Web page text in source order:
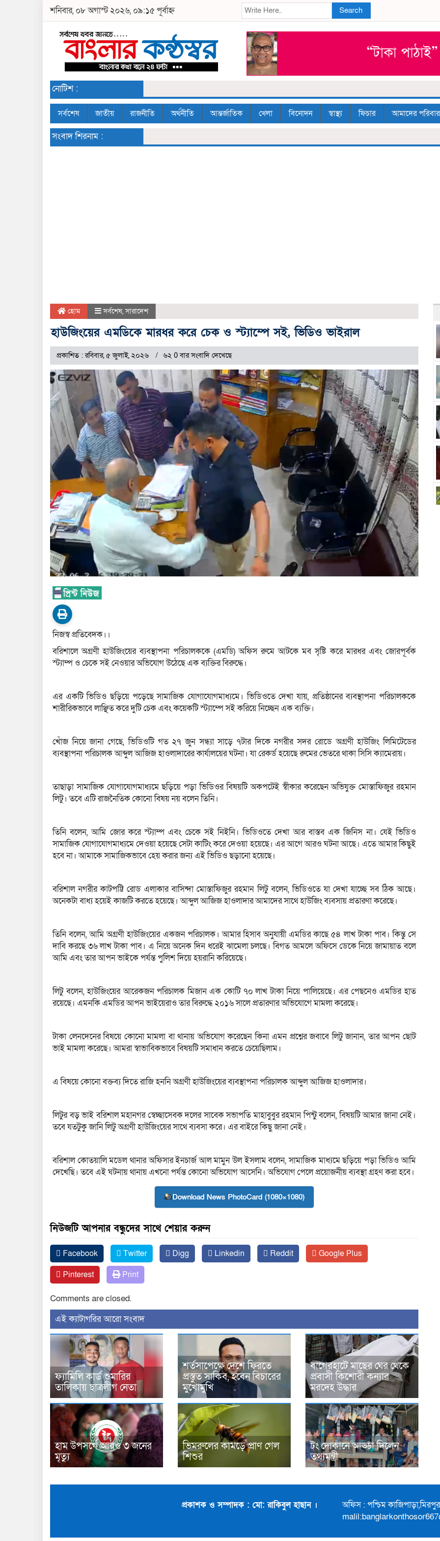
শনিবার, ০৮ অগাস্ট ২০২৬, ০৯:১৫ পূর্বাহ্ন Search
নোটিশ :
সর্বশেষ জাতীয় রাজনীতি অর্থনীতি আন্তর্জাতিক খেলা বিনোদন স্বাস্থ্য ফিচার আমাদের পরিবার
সংবাদ শিরনাম :
হোম সর্বশেষ,সারাদেশ
হাউজিংয়ের এমডিকে মারধর করে চেক ও স্ট্যাম্পে সই, ভিডিও ভাইরাল
প্রকাশিত : রবিবার, ৫ জুলাই, ২০২৬ ৬২ 0 বার সংবাদি দেখেছে
নিজস্ব প্রতিবেদক।।
বরিশালে অগ্রণী হাউজিংয়ের ব্যবস্থাপনা পরিচালককে (এমডি) অফিস রুমে আটকে মব সৃষ্টি করে মারধর এবং জোরপূর্বক
স্ট্যাম্প ও চেকে সই নেওয়ার অভিযোগ উঠেছে এক ব্যক্তির বিরুদ্ধে।
এর একটি ভিডিও ছড়িয়ে পড়েছে সামাজিক যোগাযোগমাধ্যমে। ভিডিওতে দেখা যায়, প্রতিষ্ঠানের ব্যবস্থাপনা পরিচালককে
শারীরিকভাবে লাঞ্ছিত করে দুটি চেক এবং কয়েকটি স্ট্যাম্পে সই করিয়ে নিচ্ছেন এক ব্যক্তি।
খোঁজ নিয়ে জানা গেছে, ভিডিওটি গত ২৭ জুন সন্ধ্যা সাড়ে ৭টার দিকে নগরীর সদর রোডে অগ্রণী হাউজিং লিমিটেডের
ব্যবস্থাপনা পরিচালক আব্দুল আজিজ হাওলাদারের কার্যালয়ের ঘটনা। যা রেকর্ড হয়েছে রুমের ভেতরে থাকা সিসি ক্যামেরায়।
তাছাড়া সামাজিক যোগাযোগমাধ্যমে ছড়িয়ে পড়া ভিডিওর বিষয়টি অকপটেই স্বীকার করেছেন অভিযুক্ত মোস্তাফিজুর রহমান
লিটু। তবে এটি রাজনৈতিক কোনো বিষয় নয় বলেন তিনি।
তিনি বলেন, আমি জোর করে স্ট্যাম্প এবং চেকে সই নিইনি। ভিডিওতে দেখা আর বাস্তব এক জিনিস না। যেই ভিডিও
সামাজিক যোগাযোগমাধ্যমে দেওয়া হয়েছে সেটা কাটিং করে দেওয়া হয়েছে। এর আগে আরও ঘটনা আছে। এতে আমার কিছুই
হবে না। আমাকে সামাজিকভাবে হেয় করার জন্য এই ভিডিও ছড়ানো হয়েছে।
বরিশাল নগরীর কাটপট্টি রোড এলাকার বাসিন্দা মোস্তাফিজুর রহমান লিটু বলেন, ভিডিওতে যা দেখা যাচ্ছে সব ঠিক আছে।
অনেকটা বাধ্য হয়েই কাজটি করতে হয়েছে। আব্দুল আজিজ হাওলাদার আমাদের সাথে হাউজিং ব্যবসায় প্রতারণা করেছে।
তিনি বলেন, আমি অগ্রণী হাউজিংয়ের একজন পরিচালক। আমার হিসাব অনুযায়ী এমডির কাছে ৫৪ লাখ টাকা পাব। কিন্তু সে
দাবি করছে ৩৬ লাখ টাকা পাব। এ নিয়ে অনেক দিন ধরেই ঝামেলা চলছে। বিগত আমলে অফিসে ডেকে নিয়ে জামায়াত বলে
আমি এবং তার আপন ভাইকে পর্যন্ত পুলিশ দিয়ে হয়রানি করিয়েছে।
লিটু বলেন, হাউজিংয়ের আরেকজন পরিচালক মিজান এক কোটি ৭০ লাখ টাকা নিয়ে পালিয়েছে। এর পেছনেও এমডির হাত
রয়েছে। এমনকি এমডির আপন ভাইয়েরাও তার বিরুদ্ধে ২০১৬ সালে প্রতারণার অভিযোগে মামলা করেছে।
টাকা লেনদেনের বিষয়ে কোনো মামলা বা থানায় অভিযোগ করেছেন কিনা এমন প্রশ্নের জবাবে লিটু জানান, তার আপন ছোট
ভাই মামলা করেছে। আমরা স্বাভাবিকভাবে বিষয়টি সমাধান করতে চেয়েছিলাম।
এ বিষয়ে কোনো বক্তব্য দিতে রাজি হননি অগ্রণী হাউজিংয়ের ব্যবস্থাপনা পরিচালক আব্দুল আজিজ হাওলাদার।
লিটুর বড় ভাই বরিশাল মহানগর স্বেচ্ছাসেবক দলের সাবেক সভাপতি মাহাবুবুর রহমান পিন্টু বলেন, বিষয়টি আমার জানা নেই।
তবে যতটুকু জানি লিটু অগ্রণী হাউজিংয়ের সাথে ব্যবসা করে। এর বাইরে কিছু জানা নেই।
বরিশাল কোতয়ালি মডেল থানার অফিসার ইনচার্জ আল মামুন উল ইসলাম বলেন, সামাজিক মাধ্যমে ছড়িয়ে পড়া ভিডিও আমি
দেখেছি। তবে এই ঘটনায় থানায় এখনো পর্যন্ত কোনো অভিযোগ আসেনি। অভিযোগ পেলে প্রয়োজনীয় ব্যবস্থা গ্রহণ করা হবে।
Download News PhotoCard (1080×1080)
নিউজটি আপনার বন্ধুদের সাথে শেয়ার করুন
Facebook Twitter Digg Linkedin Reddit
Google Plus
Pinterest
Print
Comments are closed.
‍এই ক্যাটাগরির ‍আরো সংবাদ
ফ্যামিলি কার্ড শুমারির
তালিকায় ছাত্রলীগ নেতা
শর্তসাপেক্ষে দেশে ফিরতে
প্রস্তুত সাকিব, হবেন বিচারের
মুখোমুখি
বাগেরহাটে মাছের ঘের থেকে
প্রবাসী কিশোরী কন্যার
মরদেহ উদ্ধার
হাম উপসর্গে আরও ৩ জনের
মৃত্যু
ভিমরুলের কামড়ে প্রাণ গেল
শিশুর
টং দোকানে আড্ডা দিলেন
তথ্যমন্ত্রী
প্রকাশক ও সম্পাদক : মো: রাকিবুল হাছান ।
অফিস : পশ্চিম